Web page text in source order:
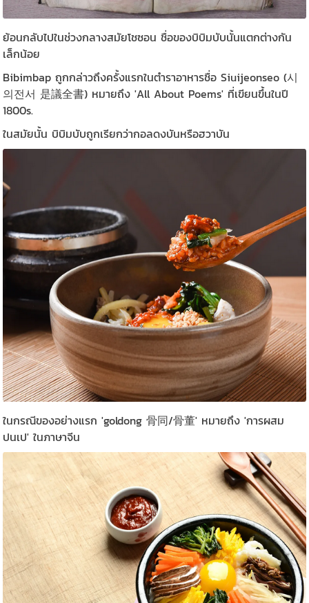
ย้อนกลับไปในช่วงกลางสมัยโชซอน ชื่อของบิบิมบับนั้นแตกต่างกัน
เล็กน้อย
Bibimbap ถูกกล่าวถึงครั้งแรกในตำราอาหารชื่อ Siuijeonseo (시
의전서 是議全書) หมายถึง 'All About Poems' ที่เขียนขึ้นในปี
1800s.
ในสมัยนั้น บิบิมบับถูกเรียกว่ากอลดงบันหรือฮวาบัน
ในกรณีของอย่างแรก 'goldong 骨同/骨董' หมายถึง 'การผสม
ปนเป' ในภาษาจีน